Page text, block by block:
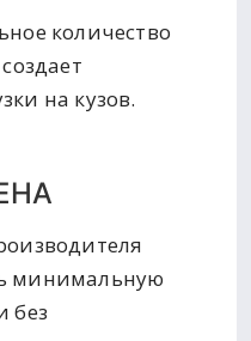
количество
на кузов.
минимальную
без